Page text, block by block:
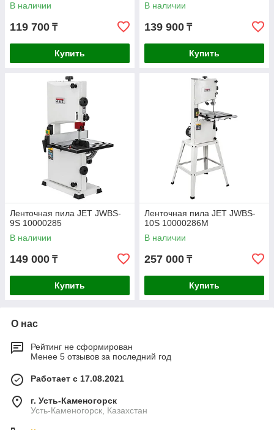
В наличии
119 700 ₸
Купить
В наличии
139 900 ₸
Купить
Ленточная пила JET JWBS-
9S 10000285
В наличии
149 000 ₸
Купить
Ленточная пила JET JWBS-
10S 10000286M
В наличии
257 000 ₸
Купить
О нас
Рейтинг не сформирован
Менее 5 отзывов за последний год
Работает с 17.08.2021
г. Усть-Каменогорск
Усть-Каменогорск, Казахстан